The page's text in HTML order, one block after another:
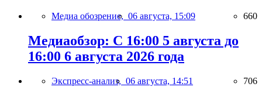
Медиа обозрение, 06 августа, 15:09 660
Медиаобзор: С 16:00 5 августа до
16:00 6 августа 2026 года
Экспресс-анализ, 06 августа, 14:51 706